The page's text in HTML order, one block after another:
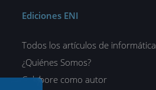
Ediciones ENI
Todos los artículos de informática
¿Quiénes Somos?
Colabore como autor